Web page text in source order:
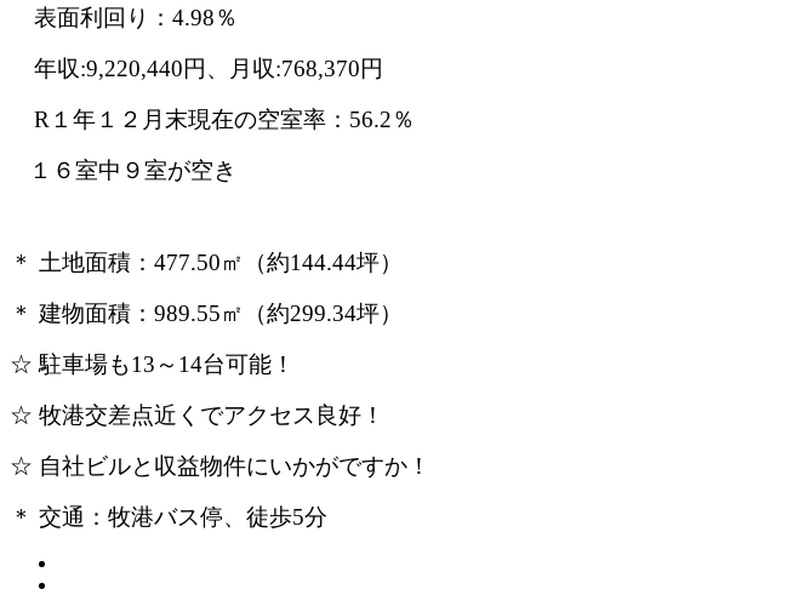
表面利回り：4.98％
年収:9,220,440円、月収:768,370円
R１年１２月末現在の空室率：56.2％
１６室中９室が空き
＊ 土地面積：477.50㎡（約144.44坪）
＊ 建物面積：989.55㎡（約299.34坪）
☆ 駐車場も13～14台可能！
☆ 牧港交差点近くでアクセス良好！
☆ 自社ビルと収益物件にいかがですか！
＊ 交通：牧港バス停、徒歩5分